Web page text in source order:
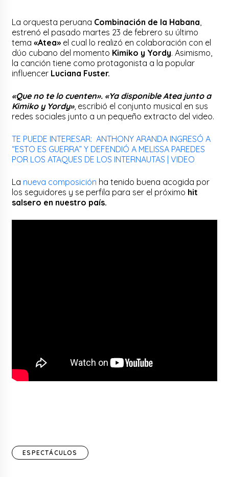
La orquesta peruana Combinación de la Habana
estrenó el pasado martes 23 de febrero su último
tema«Atea» el cual lo realizó en colaboración con el
dúo cubano del momento Kimiko y Yordy. Asimismo,
la canción tiene como protagonista a la popular
influencer Luciana Fuster.
«Que no te lo cuenten». «Ya disponible Atea junto a
Kimiko y Yordy», escribió el conjunto musical en sus
redes sociales junto a un pequeño extracto del video.
TE PUEDE INTERESAR: ANTHONY ARANDA INGRESÓ A
“ESTO ES GUERRA” Y DEFENDIÓ A MELISSA PAREDES
POR LOS ATAQUES DE LOS INTERNAUTAS | VIDEO
La nueva composición ha tenido buena acogida por
los seguidores y se perfila para ser el próximo hit
salsero en nuestro país.
ESPECTÁCULOS